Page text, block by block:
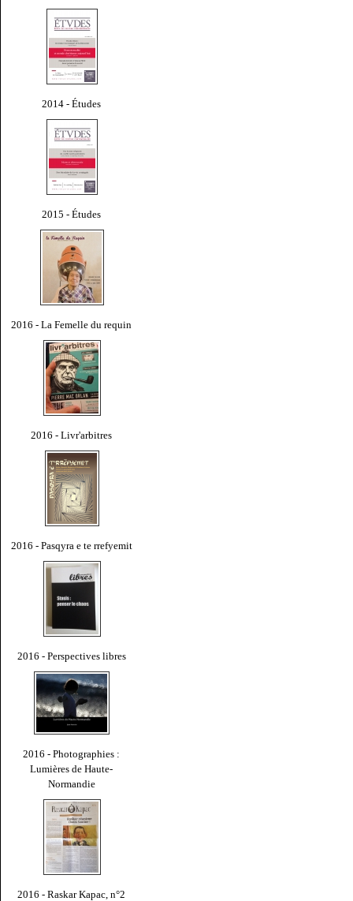
2014 - Études
2015 - Études
2016 - La Femelle du requin
2016 - Livr'arbitres
2016 - Pasqyra e te rrefyemit
2016 - Perspectives libres
2016 - Photographies :
Lumières de Haute-
Normandie
2016 - Raskar Kapac, n°2